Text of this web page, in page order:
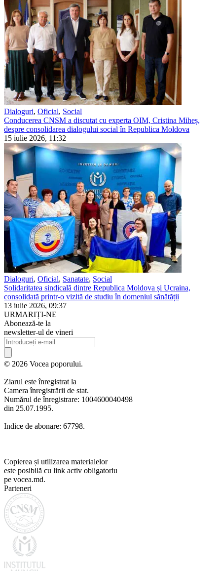
Dialoguri, Oficial, Social
Conducerea CNSM a discutat cu experta OIM, Cristina Miheș,
despre consolidarea dialogului social în Republica Moldova
15 iulie 2026, 11:32
Dialoguri, Oficial, Sanatate, Social
Solidaritatea sindicală dintre Republica Moldova și Ucraina,
consolidată printr-o vizită de studiu în domeniul sănătății
13 iulie 2026, 09:37
URMARIȚI-NE
Abonează-te la
newsletter-ul de vineri
© 2026 Vocea poporului.
Ziarul este înregistrat la
Camera înregistrării de stat.
Numărul de înregistrare: 1004600040498
din 25.07.1995.
Indice de abonare: 67798.
Copierea și utilizarea materialelor
este posibilă cu link activ obligatoriu
pe vocea.md.
Parteneri